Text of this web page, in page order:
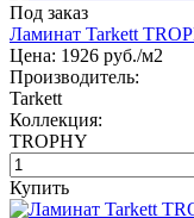
Под заказ
Ламинат Tarkett
Цена: 1926 руб./м2
Производитель:
Tarkett
Коллекция:
TROPHY
Купить